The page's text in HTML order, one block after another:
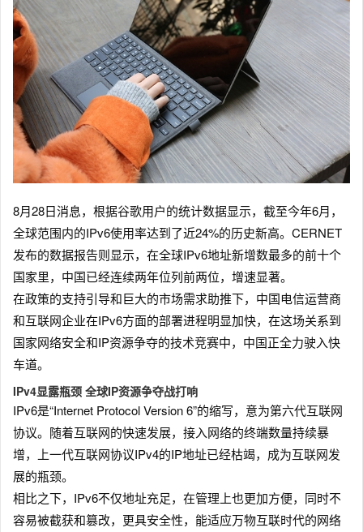
8月28日消息，根据谷歌用户的统计数据显示，截至今年6月，
全球范围内的IPv6使用率达到了近24%的历史新高。CERNET
发布的数据报告则显示，在全球IPv6地址新增数最多的前十个
国家里，中国已经连续两年位列前两位，增速显著。
在政策的支持引导和巨大的市场需求助推下，中国电信运营商
和互联网企业在IPv6方面的部署进程明显加快，在这场关系到
国家网络安全和IP资源争夺的技术竞赛中，中国正全力驶入快
车道。
IPv4显露瓶颈 全球IP资源争夺战打响
IPv6是“Internet Protocol Version 6”的缩写，意为第六代互联网
协议。随着互联网的快速发展，接入网络的终端数量持续暴
增，上一代互联网协议IPv4的IP地址已经枯竭，成为互联网发
展的瓶颈。
相比之下，IPv6不仅地址充足，在管理上也更加方便，同时不
容易被截获和篡改，更具安全性，能适应万物互联时代的网络